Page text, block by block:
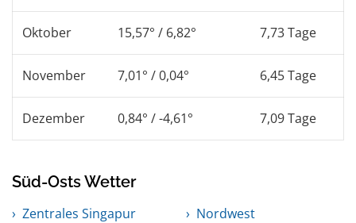
Oktober 15,57° / 6,82° 7,73 Tage
November 7,01° / 0,04° 6,45 Tage
Dezember 0,84° / -4,61° 7,09 Tage
Süd-Osts Wetter
Zentrales Singapur
Nordwest